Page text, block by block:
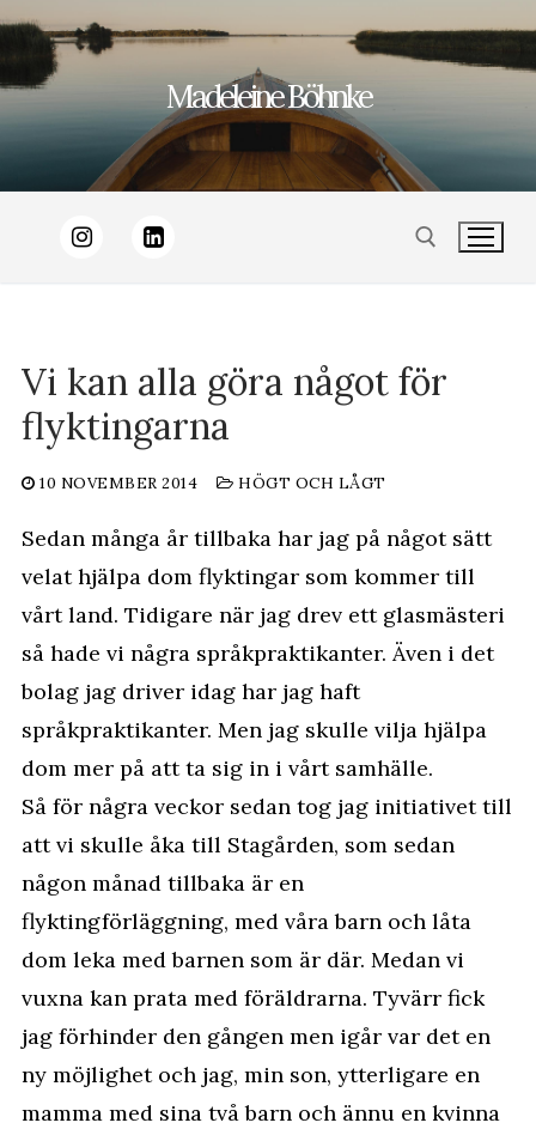
Hoppa
till
innehåll
Madeleine Böhnke
Vi kan alla göra något för
flyktingarna
10 NOVEMBER 2014 HÖGT OCH LÅGT
Sedan många år tillbaka har jag på något sätt
velat hjälpa dom flyktingar som kommer till
vårt land. Tidigare när jag drev ett glasmästeri
så hade vi några språkpraktikanter. Även i det
bolag jag driver idag har jag haft
språkpraktikanter. Men jag skulle vilja hjälpa
dom mer på att ta sig in i vårt samhälle.
Så för några veckor sedan tog jag initiativet till
att vi skulle åka till Stagården, som sedan
någon månad tillbaka är en
flyktingförläggning, med våra barn och låta
dom leka med barnen som är där. Medan vi
vuxna kan prata med föräldrarna. Tyvärr fick
jag förhinder den gången men igår var det en
ny möjlighet och jag, min son, ytterligare en
mamma med sina två barn och ännu en kvinna